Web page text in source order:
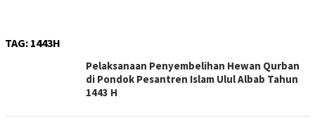
TAG: 1443H
Pelaksanaan Penyembelihan Hewan Qurban
di Pondok Pesantren Islam Ulul Albab Tahun
1443 H